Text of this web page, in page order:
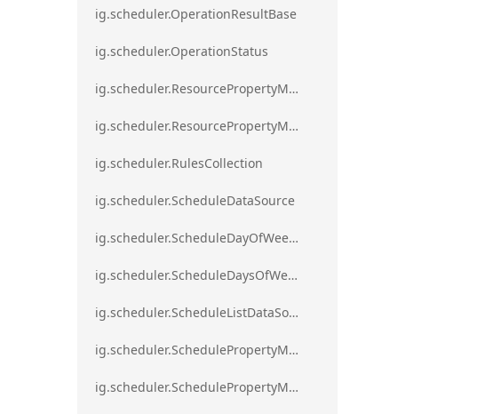
ig.scheduler.OperationResultBase
ig.scheduler.OperationStatus
ig.scheduler.ResourcePropertyMapping
ig.scheduler.ResourcePropertyMappingsCollection
ig.scheduler.RulesCollection
ig.scheduler.ScheduleDataSource
ig.scheduler.ScheduleDayOfWeekSettings
ig.scheduler.ScheduleDaysOfWeekSettings
ig.scheduler.ScheduleListDataSource
ig.scheduler.SchedulePropertyMapping
ig.scheduler.SchedulePropertyMappingsCollection`1